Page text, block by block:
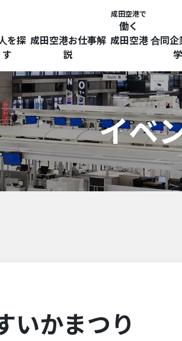
成田空港で
働く
を探
す
成田空港お仕事解
説
成田空港 合同
イベ
いかまつり